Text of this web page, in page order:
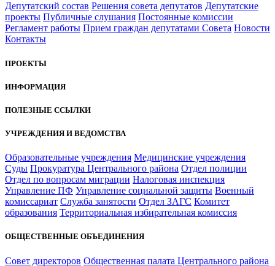
Депутатский состав Решения совета депутатов Депутатские
проекты Публичные слушания Постоянные комиссии
Регламент работы Прием граждан депутатами Совета Новости
Контакты
ПРОЕКТЫ
ИНФОРМАЦИЯ
ПОЛЕЗНЫЕ ССЫЛКИ
УЧРЕЖДЕНИЯ И ВЕДОМСТВА
Образовательные учреждения Медицинские учреждения
Суды Прокуратура Центрального района Отдел полиции
Отдел по вопросам миграции Налоговая инспекция
Управление ПФ Управление социальной защиты Военный
комиссариат Служба занятости Отдел ЗАГС Комитет
образования Территориальная избирательная комиссия
ОБЩЕСТВЕННЫЕ ОБЪЕДИНЕНИЯ
Совет директоров Общественная палата Центрального района